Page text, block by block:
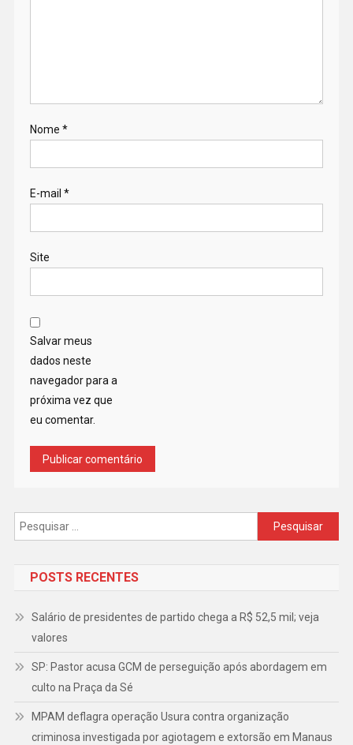
Nome *
E-mail *
Site
Salvar meus
dados neste
navegador para a
próxima vez que
eu comentar.
Pesquisar
por:
POSTS RECENTES
Salário de presidentes de partido chega a R$ 52,5 mil; veja
valores
SP: Pastor acusa GCM de perseguição após abordagem em
culto na Praça da Sé
MPAM deflagra operação Usura contra organização
criminosa investigada por agiotagem e extorsão em Manaus